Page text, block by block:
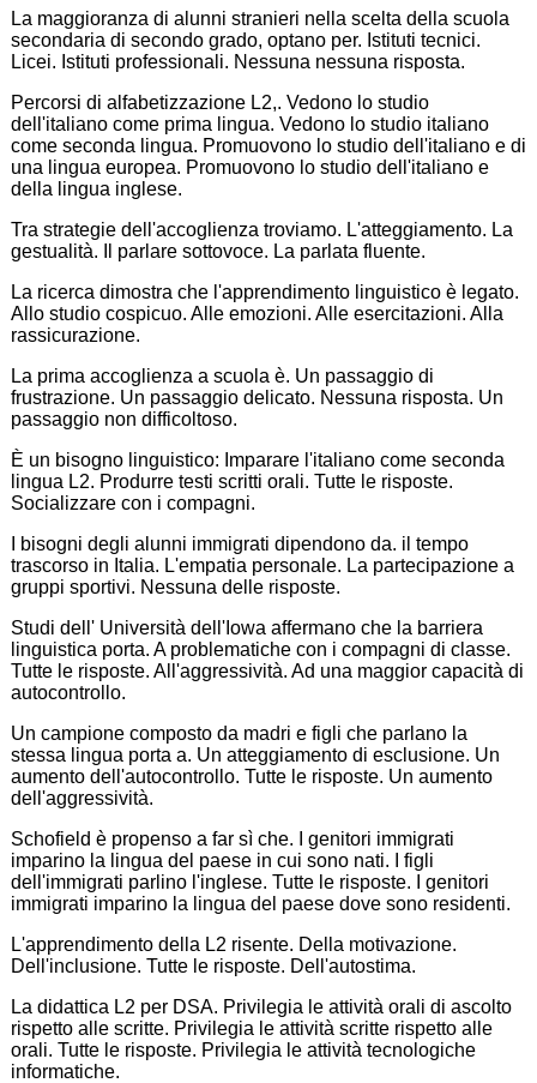
La maggioranza di alunni stranieri nella scelta della scuola
secondaria di secondo grado, optano per. Istituti tecnici.
Licei. Istituti professionali. Nessuna nessuna risposta.
Percorsi di alfabetizzazione L2,. Vedono lo studio
dell'italiano come prima lingua. Vedono lo studio italiano
come seconda lingua. Promuovono lo studio dell'italiano e di
una lingua europea. Promuovono lo studio dell'italiano e
della lingua inglese.
Tra strategie dell'accoglienza troviamo. L'atteggiamento. La
gestualità. Il parlare sottovoce. La parlata fluente.
La ricerca dimostra che l'apprendimento linguistico è legato.
Allo studio cospicuo. Alle emozioni. Alle esercitazioni. Alla
rassicurazione.
La prima accoglienza a scuola è. Un passaggio di
frustrazione. Un passaggio delicato. Nessuna risposta. Un
passaggio non difficoltoso.
È un bisogno linguistico: Imparare l'italiano come seconda
lingua L2. Produrre testi scritti orali. Tutte le risposte.
Socializzare con i compagni.
I bisogni degli alunni immigrati dipendono da. il tempo
trascorso in Italia. L'empatia personale. La partecipazione a
gruppi sportivi. Nessuna delle risposte.
Studi dell' Università dell'Iowa affermano che la barriera
linguistica porta. A problematiche con i compagni di classe.
Tutte le risposte. All'aggressività. Ad una maggior capacità di
autocontrollo.
Un campione composto da madri e figli che parlano la
stessa lingua porta a. Un atteggiamento di esclusione. Un
aumento dell'autocontrollo. Tutte le risposte. Un aumento
dell'aggressività.
Schofield è propenso a far sì che. I genitori immigrati
imparino la lingua del paese in cui sono nati. I figli
dell'immigrati parlino l'inglese. Tutte le risposte. I genitori
immigrati imparino la lingua del paese dove sono residenti.
L'apprendimento della L2 risente. Della motivazione.
Dell'inclusione. Tutte le risposte. Dell'autostima.
La didattica L2 per DSA. Privilegia le attività orali di ascolto
rispetto alle scritte. Privilegia le attività scritte rispetto alle
orali. Tutte le risposte. Privilegia le attività tecnologiche
informatiche.